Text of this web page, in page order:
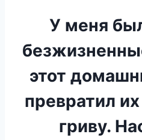
У меня
этот
превратил
гриву.